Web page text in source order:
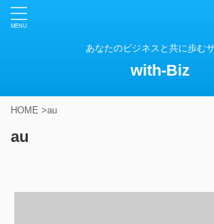
あなたのビジネスと共に歩む
with-Biz
HOME >au
au